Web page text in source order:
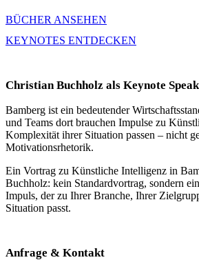
BÜCHER ANSEHEN
KEYNOTES ENTDECKEN
Christian Buchholz als Keynote
Bamberg ist ein bedeutender
und Teams dort brauchen Impulse zu
Komplexität ihrer Situation passen – nicht
Motivationsrhetorik.
Ein Vortrag zu Künstliche Intelligenz in
Buchholz: kein Standardvortrag, sondern
Impuls, der zu Ihrer Branche, Ihrer
Situation passt.
Anfrage & Kontakt